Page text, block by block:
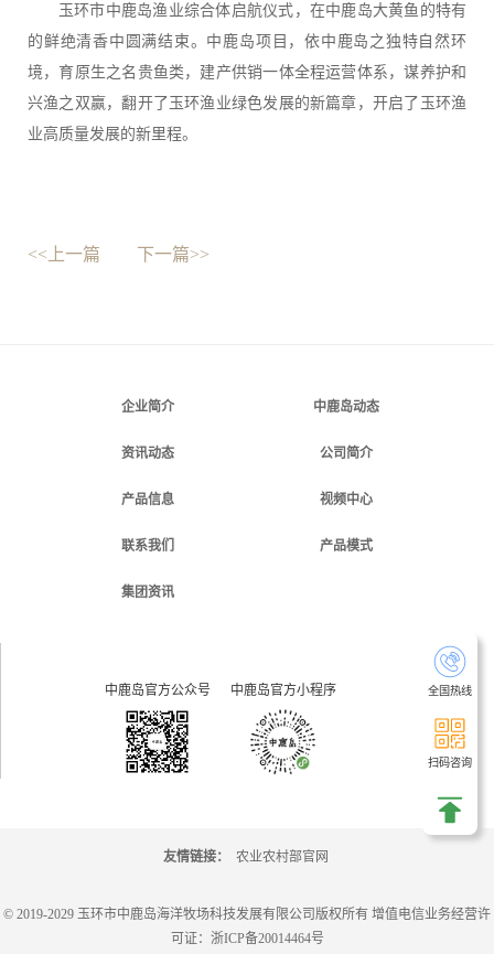
玉环市中鹿岛渔业综合体启航仪式，在中鹿岛大黄鱼的特有
的鲜绝清香中圆满结束。中鹿岛项目，依中鹿岛之独特自然环
境，育原生之名贵鱼类，建产供销一体全程运营体系，谋养护和
兴渔之双赢，翻开了玉环渔业绿色发展的新篇章，开启了玉环渔
业高质量发展的新里程。
<<上一篇 下一篇>>
企业简介 中鹿岛动态
资讯动态 公司简介
产品信息 视频中心
联系我们 产品模式
集团资讯
中鹿岛官方公众号 中鹿岛官方小程序
友情链接： 农业农村部官网
© 2019-2029 玉环市中鹿岛海洋牧场科技发展有限公司版权所有 增值电信业务经营许
可证： 浙ICP备20014464号
全国热线
扫码咨询